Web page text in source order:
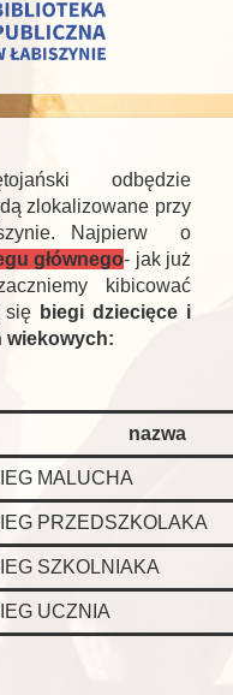
odbędzie
zlokalizowane przy
Najpierw o
głównego- jak już
kibicować
się biegi dziecięce i
wiekowych:
nazwa
MALUCHA
PRZEDSZKOLAKA
SZKOLNIAKA
UCZNIA